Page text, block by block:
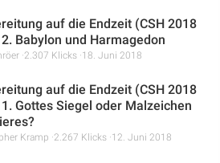
auf die Endzeit (CSH 2018
Babylon und Harmagedon
2.307 Klicks 18. Juni 2018
auf die Endzeit (CSH 2018
Gottes Siegel oder Malzeichen
Kramp 2.267 Klicks 12. Juni 2018